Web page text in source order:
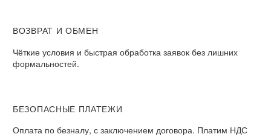
ВОЗВРАТ И ОБМЕН
Чёткие условия и быстрая обработка заявок без лишних
формальностей.
БЕЗОПАСНЫЕ ПЛАТЕЖИ
Оплата по безналу, с заключением договора. Платим НДС